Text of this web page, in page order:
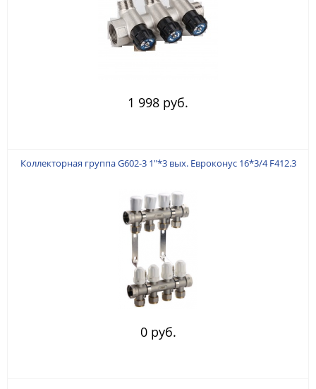
1 998 руб.
Коллекторная группа G602-3 1"*3 вых. Евроконус 16*3/4 F412.3
0 руб.